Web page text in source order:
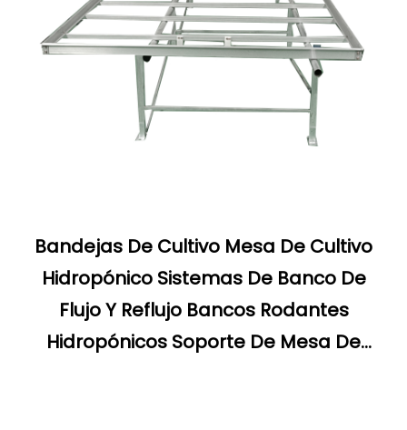
Bandejas De Cultivo Mesa De Cultivo
Hidropónico Sistemas De Banco De
Flujo Y Reflujo Bancos Rodantes
Hidropónicos Soporte De Mesa De